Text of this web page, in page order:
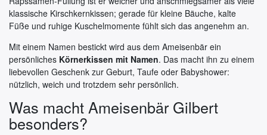
klassische Kirschkernkissen; gerade für kleine Bäuche, kalte
Füße und ruhige Kuschelmomente fühlt sich das angenehm an.
Mit einem Namen bestickt wird aus dem Ameisenbär ein
persönliches Körnerkissen mit Namen. Das macht ihn zu einem
liebevollen Geschenk zur Geburt, Taufe oder Babyshower:
nützlich, weich und trotzdem sehr persönlich.
Was macht Ameisenbär Gilbert
besonders?